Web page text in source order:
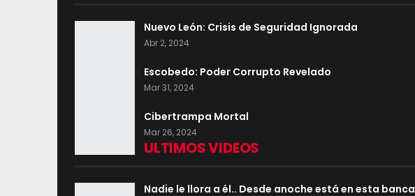
Nuevo León: Crisis de Seguridad Ignorada
Abr 2, 2024
Escobedo: Poder Corrupto Revelado
Mar 31, 2024
Cibertrampa Mortal
Mar 26, 2024
ULTIMOS VIDEOS
Nadie le llora a él.. Desde anoche está en esta banca